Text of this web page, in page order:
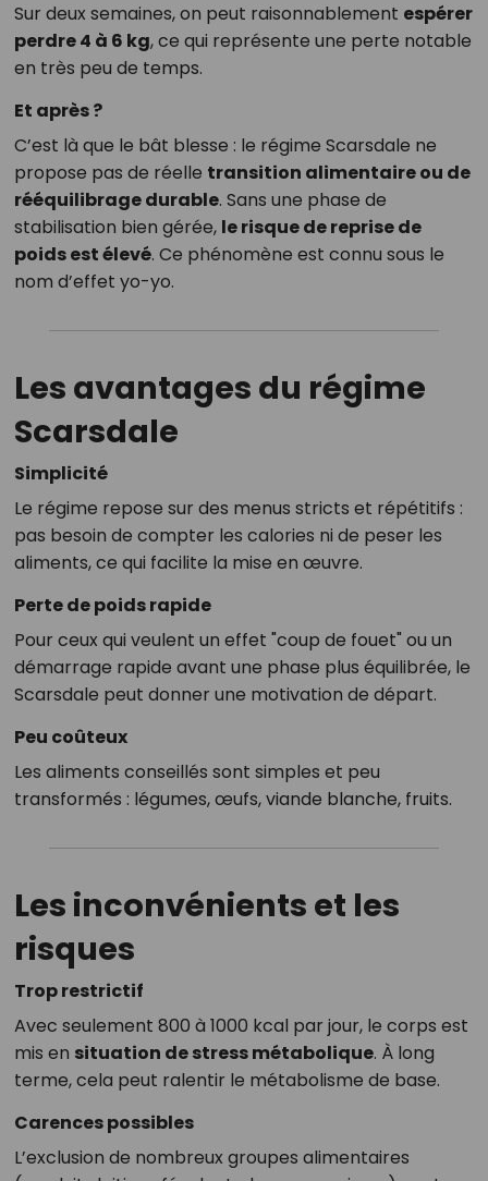
Sur deux semaines, on peut raisonnablement espérer
perdre 4 à 6 kg, ce qui représente une perte notable
en très peu de temps.
Et après ?
C’est là que le bât blesse : le régime Scarsdale ne
propose pas de réelle transition alimentaire ou de
rééquilibrage durable. Sans une phase de
stabilisation bien gérée, le risque de reprise de
poids est élevé. Ce phénomène est connu sous le
nom d’effet yo-yo.
Les avantages du régime
Scarsdale
Simplicité
Le régime repose sur des menus stricts et répétitifs :
pas besoin de compter les calories ni de peser les
aliments, ce qui facilite la mise en œuvre.
Perte de poids rapide
Pour ceux qui veulent un effet "coup de fouet" ou un
démarrage rapide avant une phase plus équilibrée, le
Scarsdale peut donner une motivation de départ.
Peu coûteux
Les aliments conseillés sont simples et peu
transformés : légumes, œufs, viande blanche, fruits.
Les inconvénients et les
risques
Trop restrictif
Avec seulement 800 à 1000 kcal par jour, le corps est
mis en situation de stress métabolique. À long
terme, cela peut ralentir le métabolisme de base.
Carences possibles
L’exclusion de nombreux groupes alimentaires